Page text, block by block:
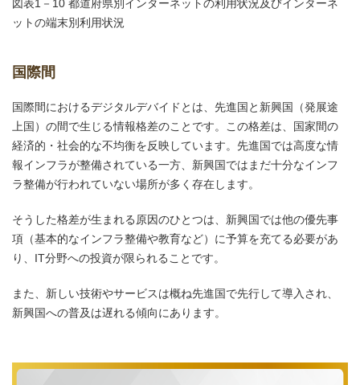
図表1－10 都道府県別インターネットの利用状況及びインターネ
ットの端末別利用状況
国際間
国際間におけるデジタルデバイドとは、先進国と新興国（発展途
上国）の間で生じる情報格差のことです。この格差は、国家間の
経済的・社会的な不均衡を反映しています。先進国では高度な情
報インフラが整備されている一方、新興国ではまだ十分なインフ
ラ整備が行われていない場所が多く存在します。
そうした格差が生まれる原因のひとつは、新興国では他の優先事
項（基本的なインフラ整備や教育など）に予算を充てる必要があ
り、IT分野への投資が限られることです。
また、新しい技術やサービスは概ね先進国で先行して導入され、
新興国への普及は遅れる傾向にあります。